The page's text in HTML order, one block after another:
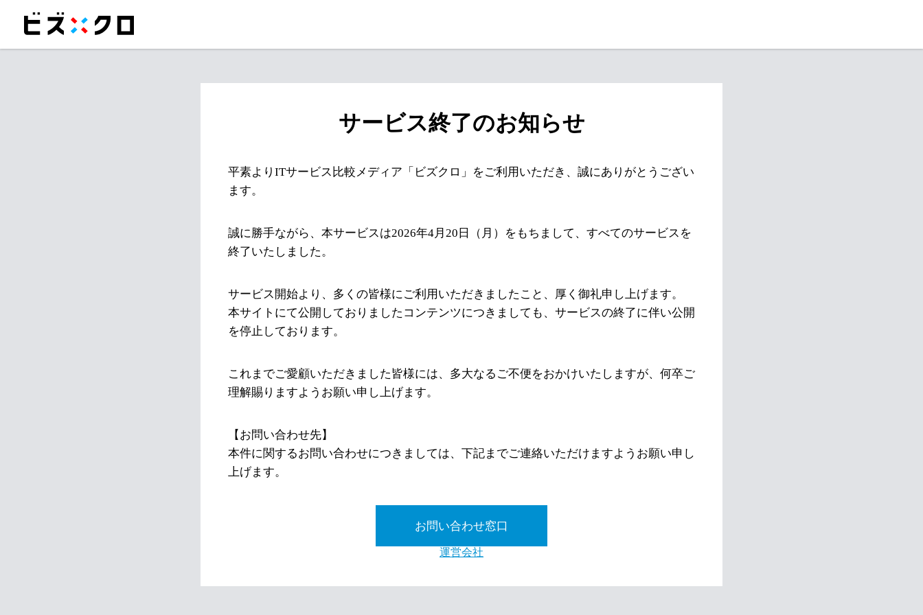
サービス終了のお知らせ
平素よりITサービス比較メディア「ビズクロ」をご利用いただき、誠にありがとうござい
ます。
誠に勝手ながら、本サービスは2026年4月20日（月）をもちまして、すべてのサービスを
終了いたしました。
サービス開始より、多くの皆様にご利用いただきましたこと、厚く御礼申し上げます。
本サイトにて公開しておりましたコンテンツにつきましても、サービスの終了に伴い公開
を停止しております。
これまでご愛顧いただきました皆様には、多大なるご不便をおかけいたしますが、何卒ご
理解賜りますようお願い申し上げます。
【お問い合わせ先】
本件に関するお問い合わせにつきましては、下記までご連絡いただけますようお願い申し
上げます。
お問い合わせ窓口
運営会社